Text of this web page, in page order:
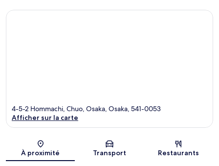
Carte
4-5-2 Hommachi, Chuo, Osaka, Osaka, 541-0053
Afficher sur la carte
À proximité Transport Restaurants